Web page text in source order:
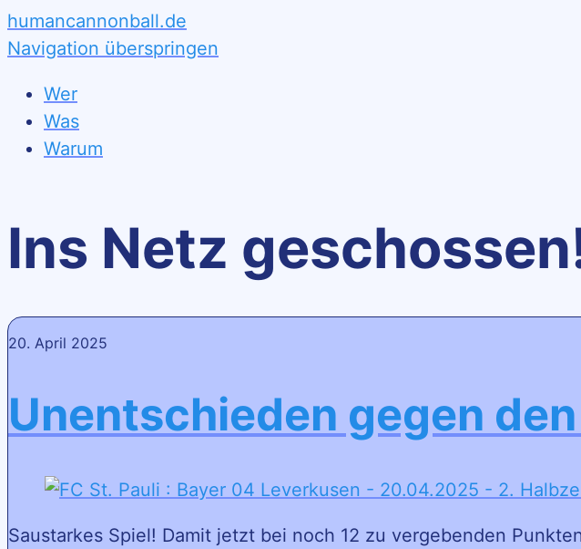
humancannonball.de
Navigation überspringen
Wer
Was
Warum
Ins Netz
20. April 2025
Unentschieden gegen
Saustarkes Spiel! Damit jetzt bei noch 12 zu vergebenden